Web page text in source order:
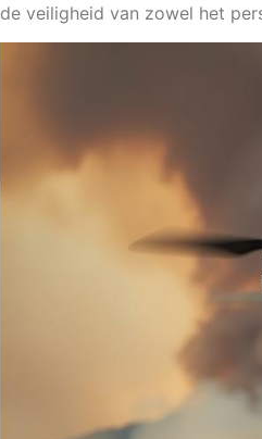
de veiligheid van zowel het